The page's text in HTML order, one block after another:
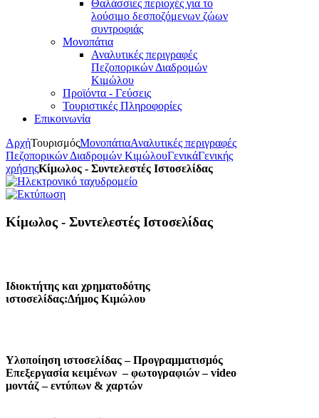
Θαλάσσιες περιοχές για το
λούσιμο δεσποζόμενων ζώων
συντροφιάς
Μονοπάτια
Αναλυτικές περιγραφές
Πεζοπορικών Διαδρομών
Κιμώλου
Προϊόντα - Γεύσεις
Τουριστικές Πληροφορίες
Επικοινωνία
ΑρχήΤουρισμόςΜονοπάτιαΑναλυτικές περιγραφές
Πεζοπορικών Διαδρομών ΚιμώλουΓενικάΓενικής
χρήσηςΚίμωλος - Συντελεστές Ιστοσελίδας
Κίμωλος - Συντελεστές Ιστοσελίδας
Ιδιοκτήτης και χρηματοδότης
ιστοσελίδας:Δήμος Κιμώλου
Υλοποίηση ιστοσελίδας – Προγραμματισμός
Επεξεργασία κειμένων – φωτογραφιών – video
μοντάζ – εντύπων & χαρτών